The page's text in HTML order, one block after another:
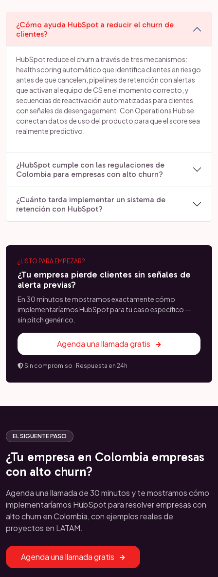
¿Cómo ayuda HubSpot a reducir el churn de
clientes?
HubSpot reduce el churn a través de tres mecanismos:
health scoring automático que identifica clientes en riesgo
antes de que cancelen, pipelines de retención con alertas
que activan al equipo de CS en el momento correcto, y
secuencias de reactivación automatizadas para clientes
con señales de desengagement. Con Operations Hub se
conectan datos de uso del producto para que el score sea
realmente predictivo.
¿HubSpot cumple con las regulaciones de
Colombia para empresas con alto churn?
¿Cuánto tarda implementar un sistema de
retención con HubSpot?
¿LISTO PARA EMPEZAR?
¿Tu empresa pierde clientes sin señales de
alerta previas?
En 30 minutos te mostramos exactamente cómo
implementaríamos HubSpot para tu caso específico —
sin pitch genérico.
Agenda una llamada gratis
Sin compromiso · Respuesta en 24h
EL SIGUENTE PASO
¿Tu empresa en Colombia empresas
con alto churn?
Agenda una llamada de 30 minutos y te mostramos cómo
implementaríamos HubSpot para resolver empresas con
alto churn en Colombia, con ejemplos reales de
proyectos en LATAM.
Agenda una llamada gratis